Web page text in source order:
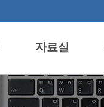
자료실